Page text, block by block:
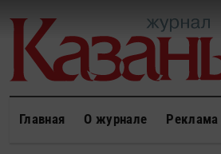
Главная О журнале Реклама